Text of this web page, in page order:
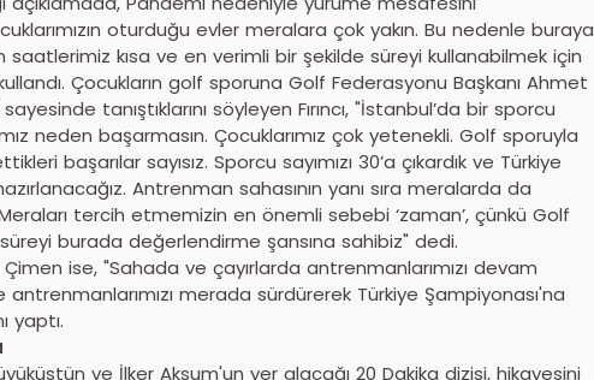
oturduğu evler meralara çok yakın. Bu nedenle buraya
kısa ve en verimli bir şekilde süreyi kullanabilmek için
Çocukların golf sporuna Golf Federasyonu Başkanı Ahmet
tanıştıklarını söyleyen Fırıncı, "İstanbul’da bir sporcu
neden başarmasın. Çocuklarımız çok yetenekli. Golf sporuyla
başarılar sayısız. Sporcu sayımızı 30’a çıkardık ve Türkiye
Antrenman sahasının yanı sıra meralarda da
tercih etmemizin en önemli sebebi ‘zaman’, çünkü Golf
süreyi burada değerlendirme şansına sahibiz" dedi.
ise, "Sahada ve çayırlarda antrenmanlarımızı devam
merada sürdürerek Türkiye Şampiyonası'na
yaptı.
ve İlker Aksum'un yer alacağı 20 Dakika dizisi, hikayesini